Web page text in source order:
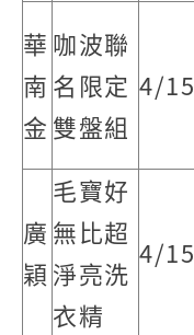
華
南
金
咖波聯
名限定
雙盤組
4/15
廣
穎
毛寶好
無比超
淨亮洗
衣精
4/15